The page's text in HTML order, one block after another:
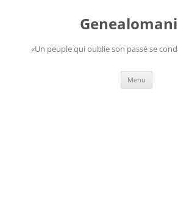
«Un peuple qui oublie son passé se
Menu